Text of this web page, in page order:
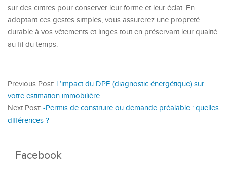
sur des cintres pour conserver leur forme et leur éclat. En
adoptant ces gestes simples, vous assurerez une propreté
durable à vos vêtements et linges tout en préservant leur qualité
au fil du temps.
Previous Post: L’impact du DPE (diagnostic énergétique) sur
votre estimation immobilière
Next Post: -Permis de construire ou demande préalable : quelles
différences ?
Facebook